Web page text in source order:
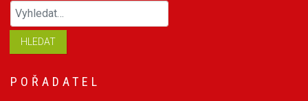
HLEDAT
POŘADATEL